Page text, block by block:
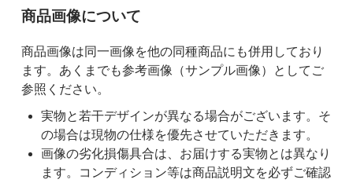
ご購入前の注意事項
商品画像について
商品画像は同一画像を他の同種商品にも併用しており
ます。あくまでも参考画像（サンプル画像）としてご
参照ください。
実物と若干デザインが異なる場合がございます。そ
の場合は現物の仕様を優先させていただきます。
画像の劣化損傷具合は、お届けする実物とは異なり
ます。コンディション等は商品説明文を必ずご確認